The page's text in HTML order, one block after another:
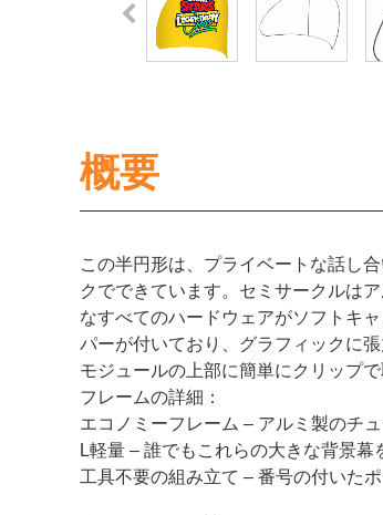
概要
この半円形は、プライベートな話し
クでできています。セミサークルは
なすべてのハードウェアがソフトキ
パーが付いており、グラフィックに
モジュールの上部に簡単にクリップ
フレームの詳細：
エコノミーフレーム – アルミ製のチ
L軽量 – 誰でもこれらの大きな背景幕
工具不要の組み立て – 番号の付いた